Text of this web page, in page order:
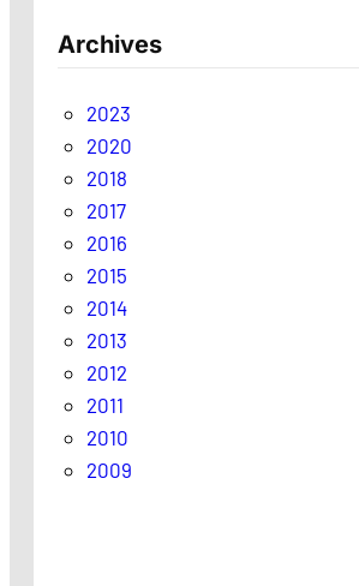
Archives
2023
2020
2018
2017
2016
2015
2014
2013
2012
2011
2010
2009